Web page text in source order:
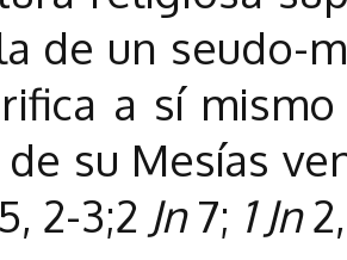
de un seudo-
a sí
de su Mesías
2-3;2 Jn7; 1 Jn2,